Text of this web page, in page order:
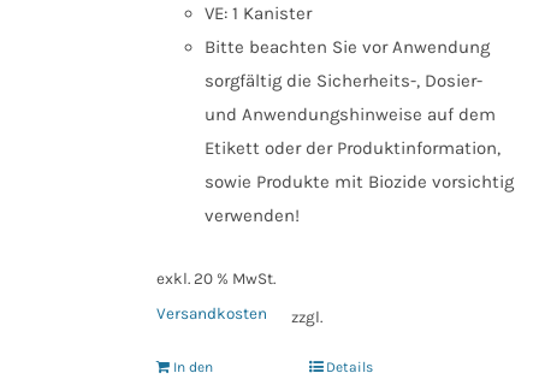
VE: 1 Kanister
Bitte beachten Sie vor Anwendung
sorgfältig die Sicherheits-, Dosier-
und Anwendungshinweise auf dem
Etikett oder der Produktinformation,
sowie Produkte mit Biozide vorsichtig
verwenden!
exkl. 20 % MwSt.
zzgl.
Versandkosten
In den
Details